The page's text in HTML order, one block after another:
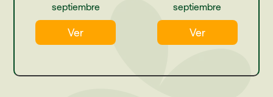
septiembre
Ver
septiembre
Ver